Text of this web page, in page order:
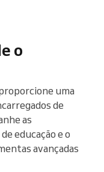
o
uma
de
as
educação e o
avançadas